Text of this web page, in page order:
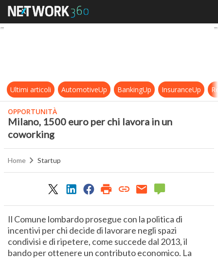
Milano, 1500 euro per chi lavora
Ultimi articoli AutomotiveUp BankingUp InsuranceUp
OPPORTUNITÀ
Milano, 1500 euro per chi lavora in un
coworking
Home Startup
Il Comune lombardo prosegue con la politica di
incentivi per chi decide di lavorare negli spazi
condivisi e di ripetere, come succede dal 2013, il
bando per ottenere un contributo economico. La